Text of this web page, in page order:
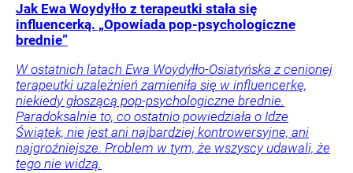
Jak Ewa Woydyłło z terapeutki stała się
influencerką. „Opowiada pop-psychologiczne
brednie”
W ostatnich latach Ewa Woydyłło-Osiatyńska z cenionej
terapeutki uzależnień zamieniła się w influencerkę,
niekiedy głoszącą pop-psychologiczne brednie.
Paradoksalnie to, co ostatnio powiedziała o Idze
Świątek, nie jest ani najbardziej kontrowersyjne, ani
najgroźniejsze. Problem w tym, że wszyscy udawali, że
tego nie widzą.